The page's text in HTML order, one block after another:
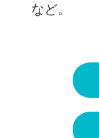
など。